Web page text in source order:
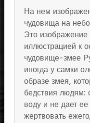
На нем
чудовища на
Это изображение
иллюстрацией к
чудовище-змее
иногда у самки
образе змея,
бедствия людям:
воду и не дает
жертвовать